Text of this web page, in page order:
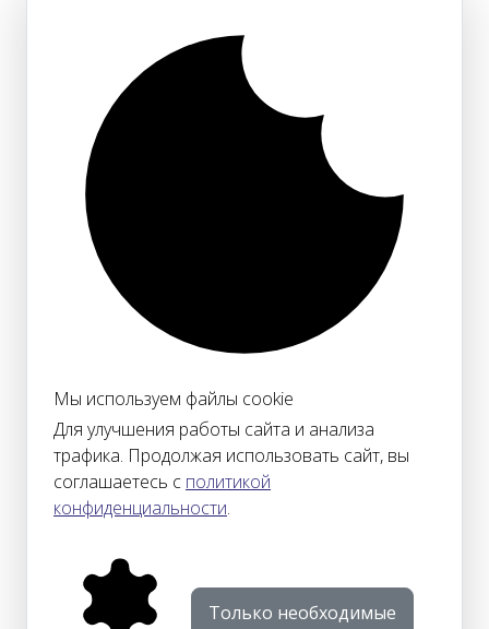
Мы используем файлы cookie
Для улучшения работы сайта и анализа
трафика. Продолжая использовать сайт, вы
соглашаетесь с политикой
конфиденциальности.
Только необходимые